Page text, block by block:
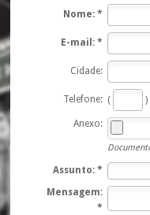
Nome: *
E-mail: *
Cidade:
Telefone: (
Anexo:
Assunto: *
Mensagem:
*